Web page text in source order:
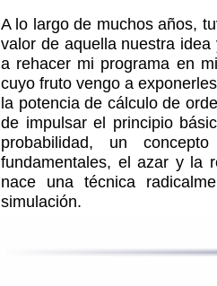
A lo largo de muchos años,
valor de aquella nuestra
a rehacer mi programa en
cuyo fruto vengo a
la potencia de cálculo de
de impulsar el principio
probabilidad, un
fundamentales, el azar y la
nace una técnica
simulación.